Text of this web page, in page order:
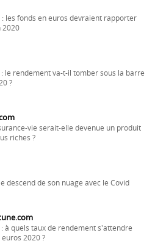
: les fonds en euros devraient rapporter
2020
le rendement va-t-il tomber sous la barre
?
vie serait-elle devenue un produit
riches ?
descend de son nuage avec le Covid
à quels taux de rendement s'attendre
2020 ?